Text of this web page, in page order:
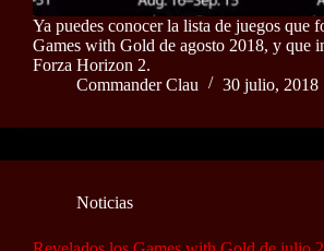
Ya puedes conocer la lista de juegos que
Games with Gold de agosto 2018, y que
Forza Horizon 2.
Commander Clau
30 julio, 2018
Noticias